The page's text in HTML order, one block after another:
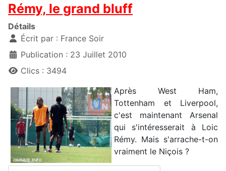
Rémy, le grand bluff
Détails
Écrit par : France Soir
Publication : 23 Juillet 2010
Clics : 3494
Après West Ham,
Tottenham et Liverpool,
c'est maintenant Arsenal
qui s'intéresserait à Loic
Rémy. Mais s'arrache-t-on
vraiment le Niçois ?